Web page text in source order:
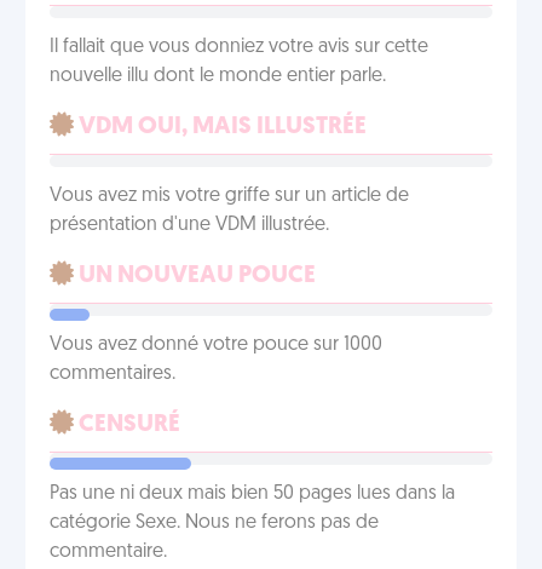
Il fallait que vous donniez votre avis sur cette
nouvelle illu dont le monde entier parle.
VDM OUI, MAIS ILLUSTRÉE
Vous avez mis votre griffe sur un article de
présentation d'une VDM illustrée.
UN NOUVEAU POUCE
Vous avez donné votre pouce sur 1000
commentaires.
CENSURÉ
Pas une ni deux mais bien 50 pages lues dans la
catégorie Sexe. Nous ne ferons pas de
commentaire.